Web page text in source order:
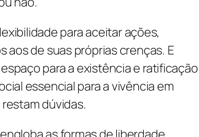
para aceitar ações,
aos de suas próprias crenças. E
para a existência e ratificação
essencial para a vivência em
dúvidas.